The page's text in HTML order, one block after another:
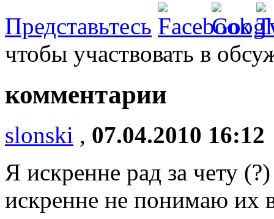
Представьтесь
чтобы участвовать в
комментарии
slonski , 07.04.2010 16:12
Я искренне рад за чету
искренне не понимаю их